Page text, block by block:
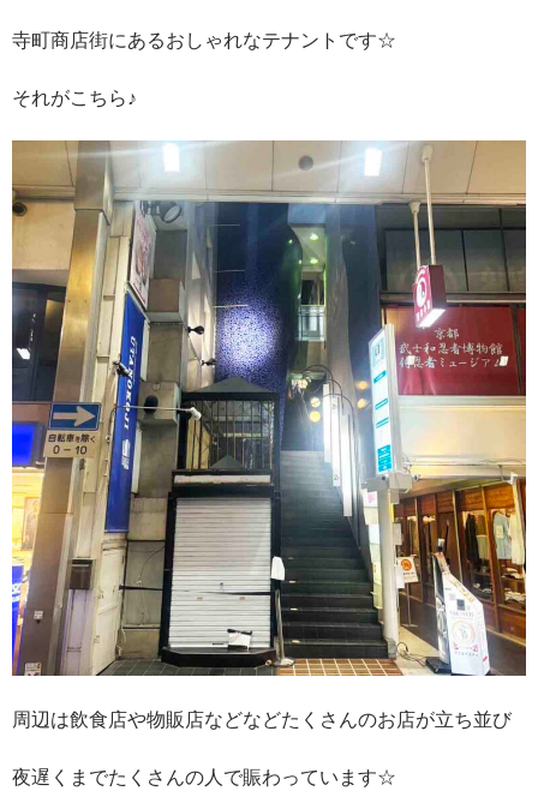
寺町商店街にあるおしゃれなテナントです☆
それがこちら♪
周辺は飲食店や物販店などなどたくさんのお店が立ち並び
夜遅くまでたくさんの人で賑わっています☆